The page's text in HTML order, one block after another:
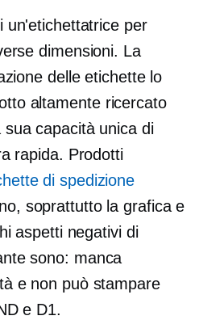
un'etichettatrice per
dimensioni. La
delle etichette lo
altamente ricercato
capacità unica di
rapida. Prodotti
di spedizione
soprattutto la grafica e
aspetti negativi di
sono: manca
e non può stampare
e D1.